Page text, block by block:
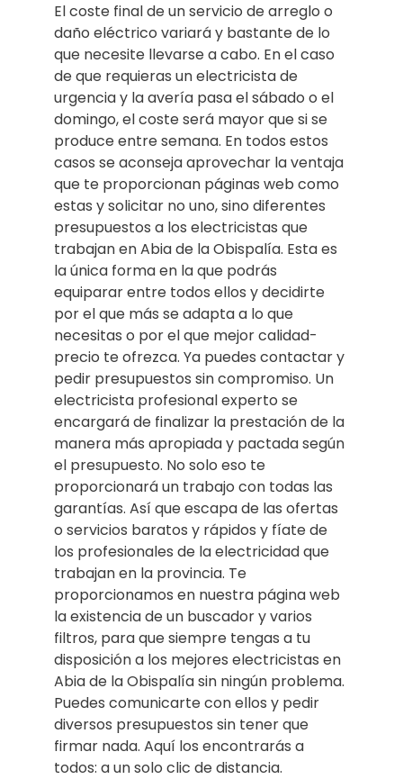
El coste final de un servicio de arreglo o
daño eléctrico variará y bastante de lo
que necesite llevarse a cabo. En el caso
de que requieras un electricista de
urgencia y la avería pasa el sábado o el
domingo, el coste será mayor que si se
produce entre semana. En todos estos
casos se aconseja aprovechar la ventaja
que te proporcionan páginas web como
estas y solicitar no uno, sino diferentes
presupuestos a los electricistas que
trabajan en Abia de la Obispalía. Esta es
la única forma en la que podrás
equiparar entre todos ellos y decidirte
por el que más se adapta a lo que
necesitas o por el que mejor calidad-
precio te ofrezca. Ya puedes contactar y
pedir presupuestos sin compromiso. Un
electricista profesional experto se
encargará de finalizar la prestación de la
manera más apropiada y pactada según
el presupuesto. No solo eso te
proporcionará un trabajo con todas las
garantías. Así que escapa de las ofertas
o servicios baratos y rápidos y fíate de
los profesionales de la electricidad que
trabajan en la provincia. Te
proporcionamos en nuestra página web
la existencia de un buscador y varios
filtros, para que siempre tengas a tu
disposición a los mejores electricistas en
Abia de la Obispalía sin ningún problema.
Puedes comunicarte con ellos y pedir
diversos presupuestos sin tener que
firmar nada. Aquí los encontrarás a
todos: a un solo clic de distancia.